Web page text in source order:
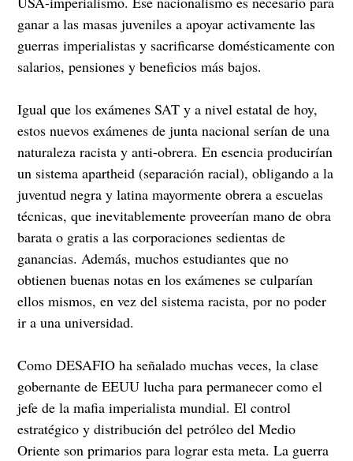
ganar a las masas juveniles a apoyar activamente las
guerras imperialistas y sacrificarse domésticamente con
salarios, pensiones y beneficios más bajos.
Igual que los exámenes SAT y a nivel estatal de hoy,
estos nuevos exámenes de junta nacional serían de una
naturaleza racista y anti-obrera. En esencia producirían
un sistema apartheid (separación racial), obligando a la
juventud negra y latina mayormente obrera a escuelas
técnicas, que inevitablemente proveerían mano de obra
barata o gratis a las corporaciones sedientas de
ganancias. Además, muchos estudiantes que no
obtienen buenas notas en los exámenes se culparían
ellos mismos, en vez del sistema racista, por no poder
ir a una universidad.
Como DESAFIO ha señalado muchas veces, la clase
gobernante de EEUU lucha para permanecer como el
jefe de la mafia imperialista mundial. El control
estratégico y distribución del petróleo del Medio
Oriente son primarios para lograr esta meta. La guerra